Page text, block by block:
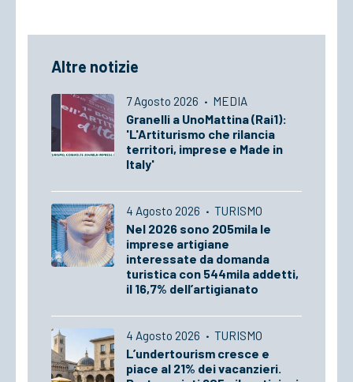
Altre notizie
7 Agosto 2026 · MEDIA
Granelli a UnoMattina (Rai1):
'L'Artiturismo che rilancia
territori, imprese e Made in
Italy'
4 Agosto 2026 · TURISMO
Nel 2026 sono 205mila le
imprese artigiane
interessate da domanda
turistica con 544mila addetti,
il 16,7% dell’artigianato
4 Agosto 2026 · TURISMO
L’undertourism cresce e
piace al 21% dei vacanzieri.